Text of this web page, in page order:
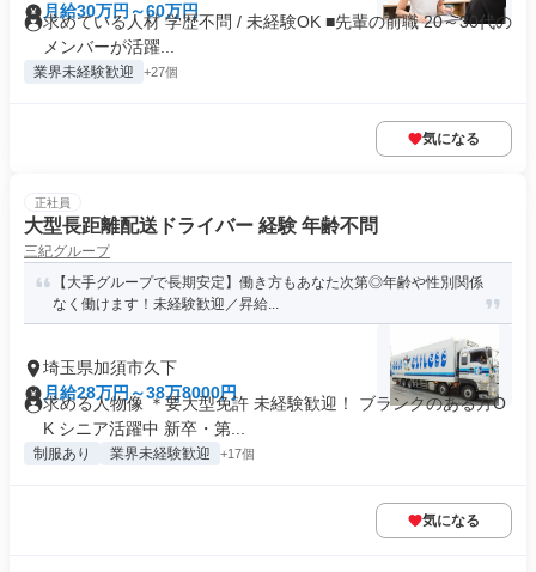
月給30万円～60万円
求めている人材 学歴不問 / 未経験OK ■先輩の前職 20～30代の
メンバーが活躍...
業界未経験歓迎 +27個
気になる
正社員
大型長距離配送ドライバー 経験 年齢不問
三紀グループ
【大手グループで長期安定】働き方もあなた次第◎年齢や性別関係
なく働けます！未経験歓迎／昇給...
埼玉県加須市久下
月給28万円～38万8000円
求める人物像 ＊要大型免許 未経験歓迎！ ブランクのある方O
K シニア活躍中 新卒・第...
制服あり 業界未経験歓迎 +17個
気になる